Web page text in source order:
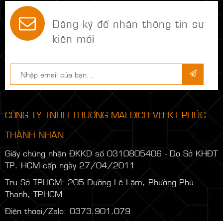
Đăng ký để nhận thông tin sự
kiện mới
CÔNG TY TNHH THƯƠNG MẠI DỊCH VỤ KT PHÚC
THÀNH NHÂN
Giấy chứng nhận ĐKKD số 0310805406 - Do Sở KHĐT
TP. HCM cấp ngày 27/04/2011
Trụ Sở TPHCM: 205 Đường Lê Lâm, Phường Phú
Thạnh, TPHCM
Điện thoại/Zalo: 0373.901.079